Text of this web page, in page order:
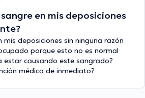
en mis deposiciones
deposiciones sin ninguna razón
porque esto no es normal
estar causando este sangrado?
médica de inmediato?